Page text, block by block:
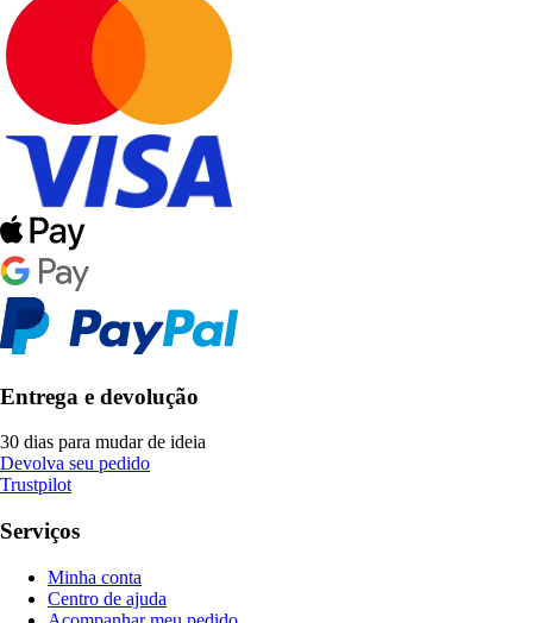
Entrega e devolução
30 dias para mudar de ideia
Devolva seu pedido
Trustpilot
Serviços
Minha conta
Centro de ajuda